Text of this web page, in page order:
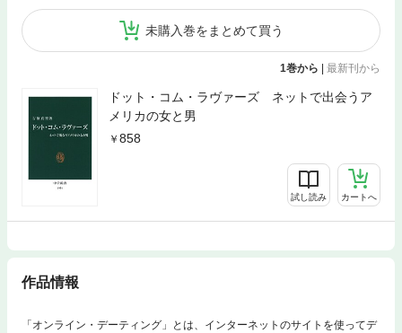
未購入巻をまとめて買う
1巻から 最新刊から
ドット・コム・ラヴァーズ ネットで出会うア
メリカの女と男
858
試し読み カートへ
作品情報
「オンライン・デーティング」とは、インターネットのサイトを使ってデ